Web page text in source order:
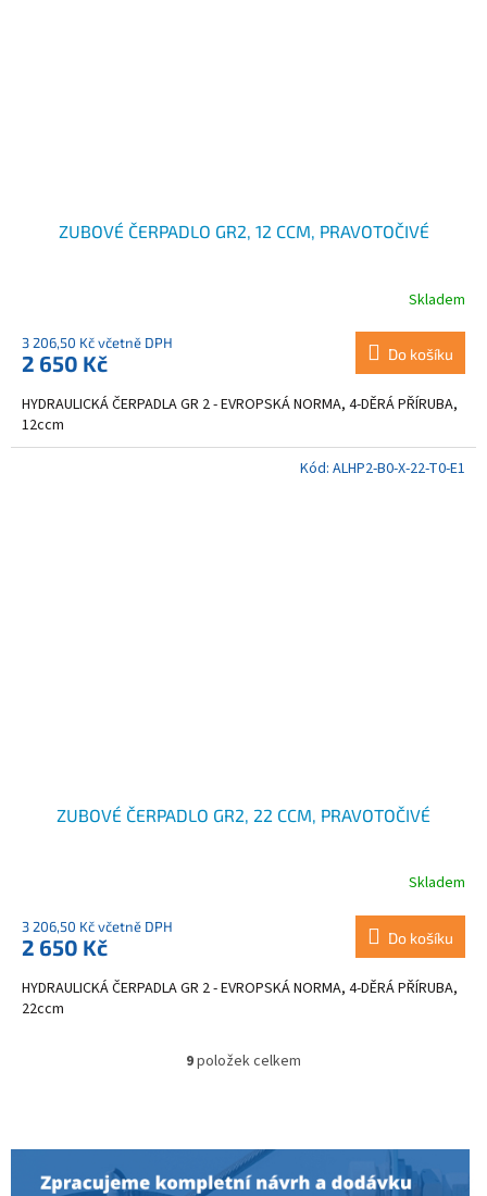
ZUBOVÉ ČERPADLO GR2, 12 CCM, PRAVOTOČIVÉ
Skladem
3 206,50 Kč včetně DPH
2 650 Kč Do košíku
HYDRAULICKÁ ČERPADLA GR 2 - EVROPSKÁ NORMA, 4-DĚRÁ PŘÍRUBA,
12ccm
ZUBOVÉ ČERPADLO GR2, 22 CCM, PRAVOTOČIVÉ
produktu
je
z
5
Skladem
3 206,50 Kč včetně DPH
2 650 Kč Do košíku
HYDRAULICKÁ ČERPADLA GR 2 - EVROPSKÁ NORMA, 4-DĚRÁ PŘÍRUBA,
22ccm
Kód: ALHP2-B0-X-22-T0-E1
O
d
a
9položek celkem